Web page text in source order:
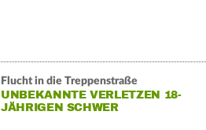
Flucht in die Treppenstraße
UNBEKANNTE VERLETZEN 18-
JÄHRIGEN SCHWER